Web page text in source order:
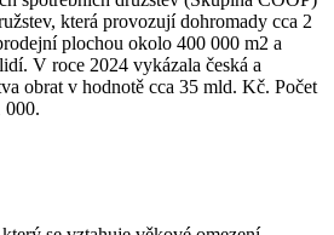
která provozují dohromady cca 2
plochou okolo 400 000 m2 a
V roce 2024 vykázala česká a
obrat v hodnotě cca 35 mld. Kč. Počet
000.